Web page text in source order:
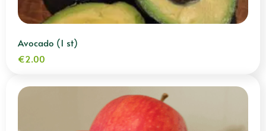
Avocado (1 st)
€2.00